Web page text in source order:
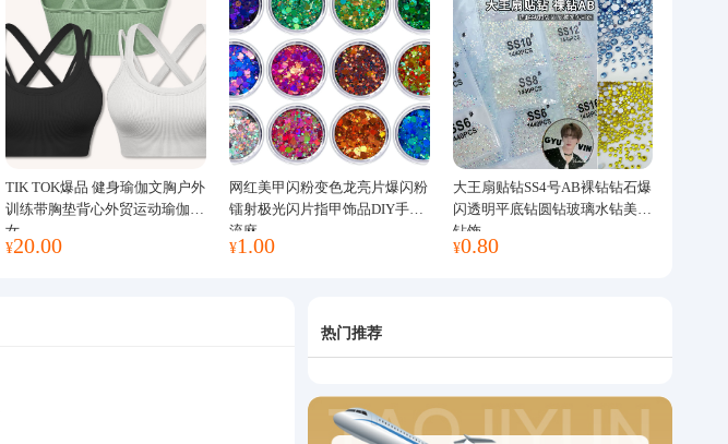
TIK TOK爆品 健身瑜伽文胸户外
训练带胸垫背心外贸运动瑜伽服
女
¥20.00
网红美甲闪粉变色龙亮片爆闪粉
镭射极光闪片指甲饰品DIY手工
流麻
¥1.00
大王扇贴钻SS4号AB裸钻钻石爆
闪透明平底钻圆钻玻璃水钻美甲
钻饰
¥0.80
热门推荐